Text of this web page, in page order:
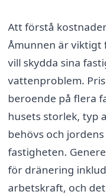
Att förstå
Åmunnen är viktigt
vill skydda sina
vattenproblem.
beroende på flera
husets storlek, typ
behövs och
fastigheten.
för dränering
arbetskraft, och